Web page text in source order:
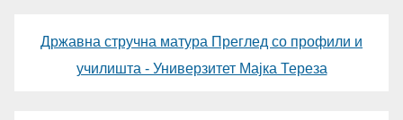
Државна стручна матура Преглед со профили и
училишта - Универзитет Мајка Тереза